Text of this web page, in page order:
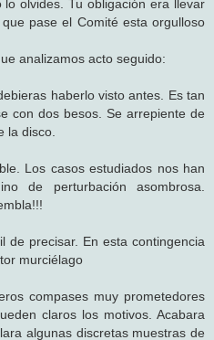
olvides. Tu obligación era llevar
pase el Comité esta orgulloso
analizamos acto seguido:
haberlo visto antes. Es tan
con dos besos. Se arrepiente de
la disco.
Los casos estudiados nos han
de perturbación asombrosa.
de precisar. En esta contingencia
murciélago
compases muy prometedores
claros los motivos. Acabara
algunas discretas muestras de